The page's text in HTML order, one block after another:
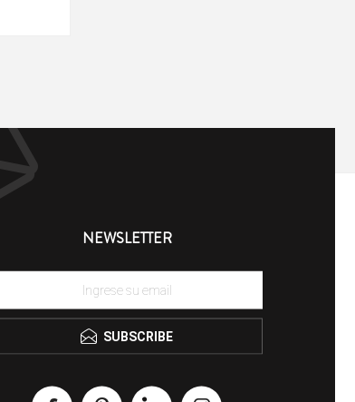
NEWSLETTER
SUBSCRIBE